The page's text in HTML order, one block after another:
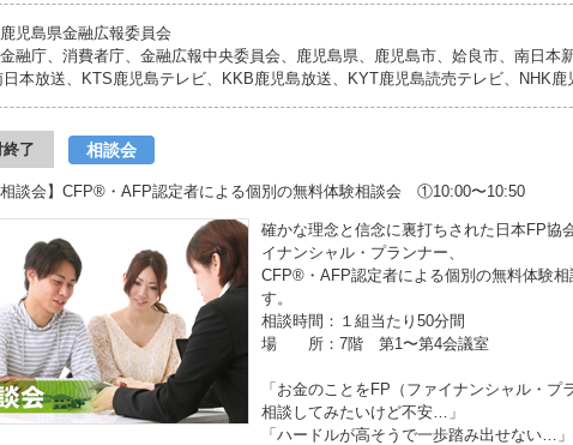
児島県金融広報委員会
融庁、消費者庁、金融広報中央委員会、鹿児島県、鹿児島市、姶良市、南日本新
日本放送、KTS鹿児島テレビ、KKB鹿児島放送、KYT鹿児島読売テレビ、NHK鹿
了 相談会
相談会】CFP®・AFP認定者による個別の無料体験相談会 ①10:00〜10:50
確かな理念と信念に裏打ちされた日本FP協
イナンシャル・プランナー、
CFP®・AFP認定者による個別の無料体験相
す。
相談時間：１組当たり50分間
場 所：7階 第1〜第4会議室
「お金のことをFP（ファイナンシャル・プ
相談してみたいけど不安…」
「ハードルが高そうで一歩踏み出せない…」